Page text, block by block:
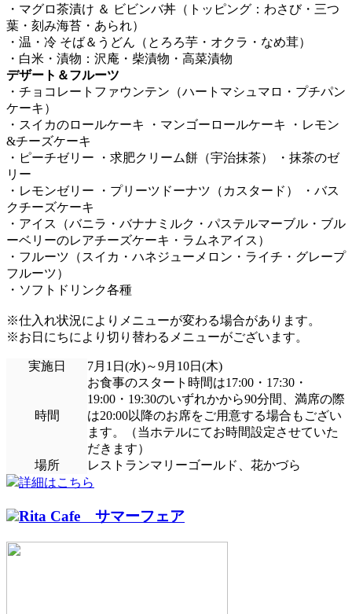
・マグロ茶漬け ＆ ビビンバ丼（トッピング：わさび・三つ
葉・刻み海苔・あられ）
・温・冷 そば＆うどん（とろろ芋・オクラ・なめ茸）
・白米・漬物：沢庵・柴漬物・高菜漬物
デザート＆フルーツ
・チョコレートファウンテン（ハートマシュマロ・プチパン
ケーキ）
・スイカのロールケーキ ・マンゴーロールケーキ ・レモン
&チーズケーキ
・ピーチゼリー ・求肥クリーム餅（宇治抹茶） ・抹茶のゼ
リー
・レモンゼリー ・プリーツドーナツ（カスタード） ・バス
クチーズケーキ
・アイス（バニラ・バナナミルク・パステルマーブル・ブル
ーベリーのレアチーズケーキ・ラムネアイス）
・フルーツ（スイカ・ハネジューメロン・ライチ・グレープ
フルーツ）
・ソフトドリンク各種
※仕入れ状況によりメニューが変わる場合があります。
※お日にちにより切り替わるメニューがございます。
実施日 7月1日(水)～9月10日(木)
時間
お食事のスタート時間は17:00・17:30・
19:00・19:30のいずれかから90分間、満席の際
は20:00以降のお席をご用意する場合もござい
ます。（当ホテルにてお時間設定させていた
だきます）
場所
レストランマリーゴールド、花かづら
詳細はこちら
Rita Cafe サマーフェア